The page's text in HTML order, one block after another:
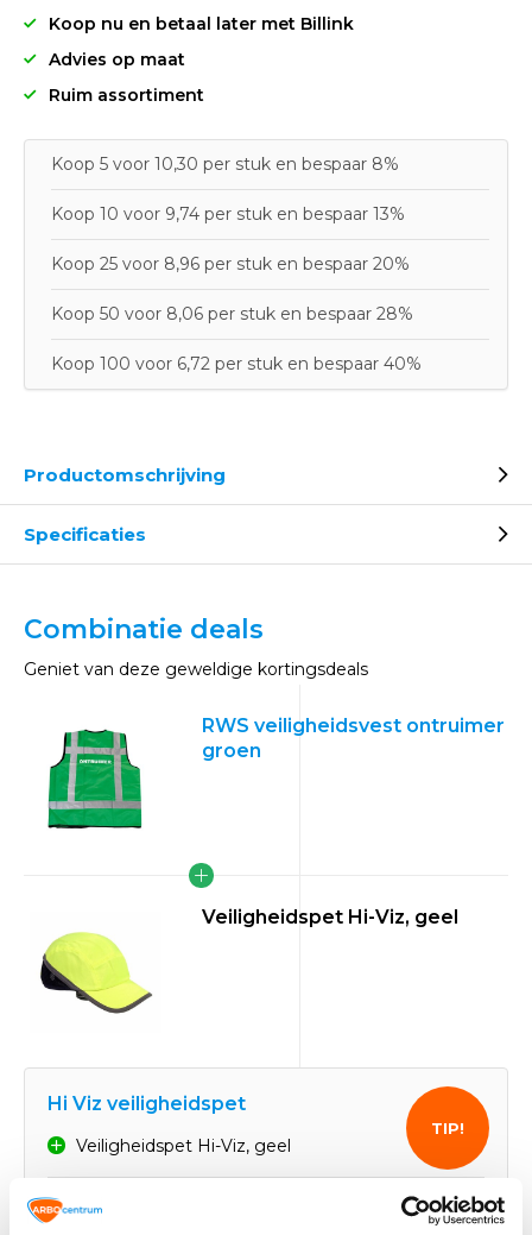
Koop nu en betaal later met Billink
Advies op maat
Ruim assortiment
Koop 5 voor 10,30 per stuk en bespaar 8%
Koop 10 voor 9,74 per stuk en bespaar 13%
Koop 25 voor 8,96 per stuk en bespaar 20%
Koop 50 voor 8,06 per stuk en bespaar 28%
Koop 100 voor 6,72 per stuk en bespaar 40%
Productomschrijving
Specificaties
Combinatie deals
Geniet van deze geweldige kortingsdeals
RWS veiligheidsvest ontruimer
groen
Veiligheidspet Hi-Viz, geel
Hi Viz veiligheidspet
Veiligheidspet Hi-Viz, geel
Normaal:
21,91
TIP!